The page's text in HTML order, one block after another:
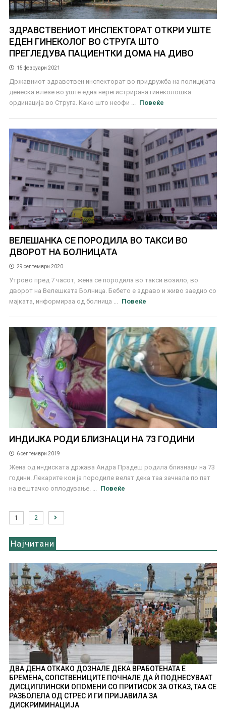
ЗДРАВСТВЕНИОТ ИНСПЕКТОРАТ ОТКРИ УШТЕ
ЕДЕН ГИНЕКОЛОГ ВО СТРУГА ШТО
ПРЕГЛЕДУВА ПАЦИЕНТКИ ДОМА НА ДИВО
15 февруари 2021
Државниот здравствен инспекторат во придружба на полицијата
денеска влезе во уште една нерегистрирана гинеколошка
ординација во Струга. Како што неофи ...
Повеќе
ВЕЛЕШАНКА СЕ ПОРОДИЛА ВО ТАКСИ ВО
ДВОРОТ НА БОЛНИЦАТА
29 септември 2020
Утрово пред 7 часот, жена се породила во такси возило, во
дворот на Велешката Болница. Бебето е здраво и живо заедно со
мајката, информираа од болница ...
Повеќе
ИНДИЈКА РОДИ БЛИЗНАЦИ НА 73 ГОДИНИ
6 септември 2019
Жена од индиската држава Андра Прадеш родила близнаци на 73
години. Лекарите кои ја породиле велат дека таа зачнала по пат
на вештачко оплодување. ...
Повеќе
1 2
Најчитани
ДВА ДЕНА ОТКАКО ДОЗНАЛЕ ДЕКА ВРАБОТЕНАТА Е
БРЕМЕНА, СОПСТВЕНИЦИТЕ ПОЧНАЛЕ ДА Ѝ ПОДНЕСУВААТ
ДИСЦИПЛИНСКИ ОПОМЕНИ СО ПРИТИСОК ЗА ОТКАЗ, ТАА СЕ
РАЗБОЛЕЛА ОД СТРЕС И ГИ ПРИЈАВИЛА ЗА
ДИСКРИМИНАЦИЈА